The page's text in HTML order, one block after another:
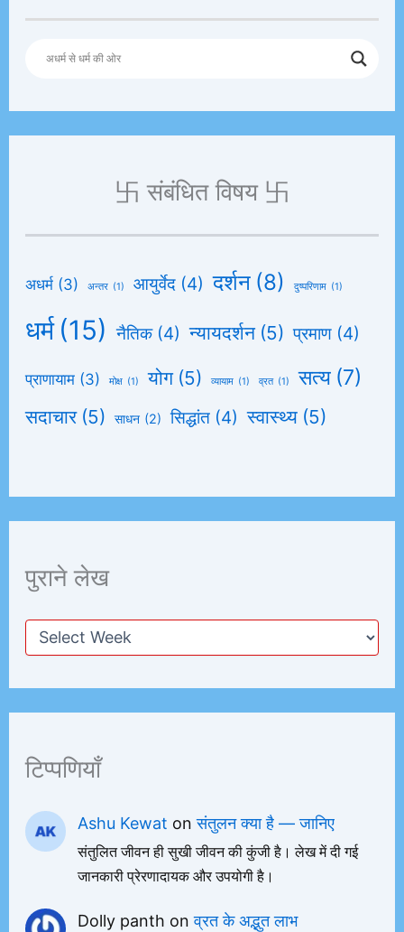
卐 संबंधित विषय 卐
अधर्म (3) अन्तर (1) आयुर्वेद (4) दर्शन (8) दुष्परिणाम (1)
धर्म (15) नैतिक (4) न्यायदर्शन (5) प्रमाण (4)
प्राणायाम (3) मोक्ष (1) योग (5) व्यायाम (1) व्रत (1) सत्य (7)
सदाचार (5) साधन (2) सिद्धांत (4) स्वास्थ्य (5)
पुराने लेख
टिप्पणियाँ
Ashu Kewat onसंतुलन क्या है — जानिए
संतुलित जीवन ही सुखी जीवन की कुंजी है। लेख में दी गई
जानकारी प्रेरणादायक और उपयोगी है।
Dolly panth onव्रत के अद्भुत लाभ